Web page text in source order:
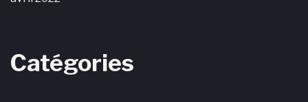
Catégories